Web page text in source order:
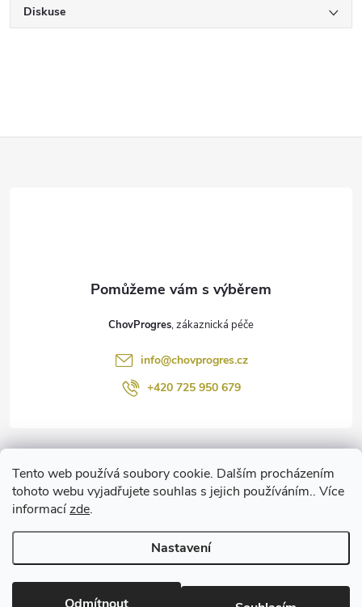
Tento web používá soubory cookie. Dalším procházením
tohoto webu vyjadřujete souhlas s jejich používáním.. Více
informacízde.
Nastavení
Diskuse
ChovProgres
info@chovprogres.cz
+420 725 950 679
Copyright 2026ChovProgres.cz. Všechna práva vyhrazena.Upravit
nastavení cookies